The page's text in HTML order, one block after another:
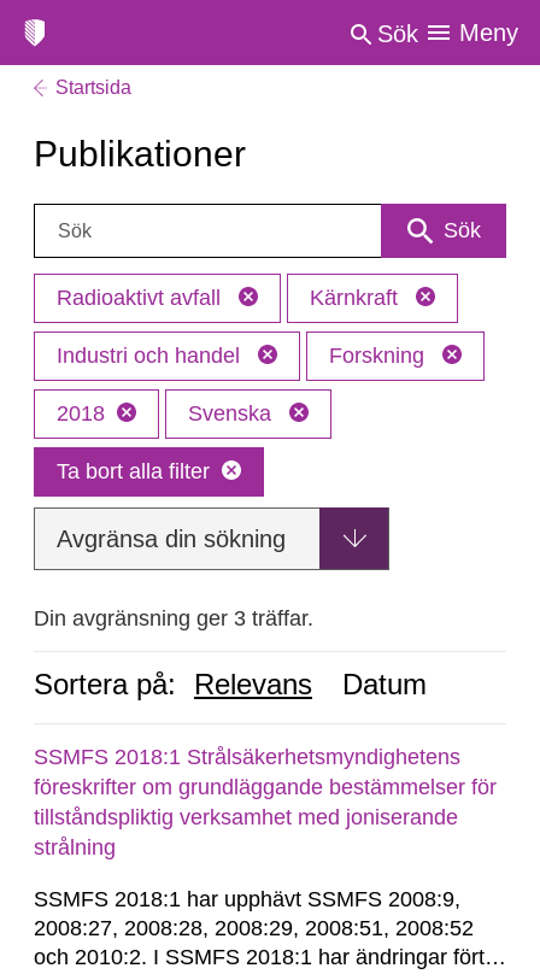
Sök Meny
Startsida
Publikationer
Sök: Sök
Radioaktivt avfall Kärnkraft
Industri och handel Forskning
2018 Svenska
Ta bort alla filter
Avgränsa din sökning
Din avgränsning ger 3 träffar.
Sortera på: Relevans Datum
SSMFS 2018:1 Strålsäkerhetsmyndighetens
föreskrifter om grundläggande bestämmelser för
tillståndspliktig verksamhet med joniserande
strålning
SSMFS 2018:1 har upphävt SSMFS 2008:9,
2008:27, 2008:28, 2008:29, 2008:51, 2008:52
och 2010:2. I SSMFS 2018:1 har ändringar förts